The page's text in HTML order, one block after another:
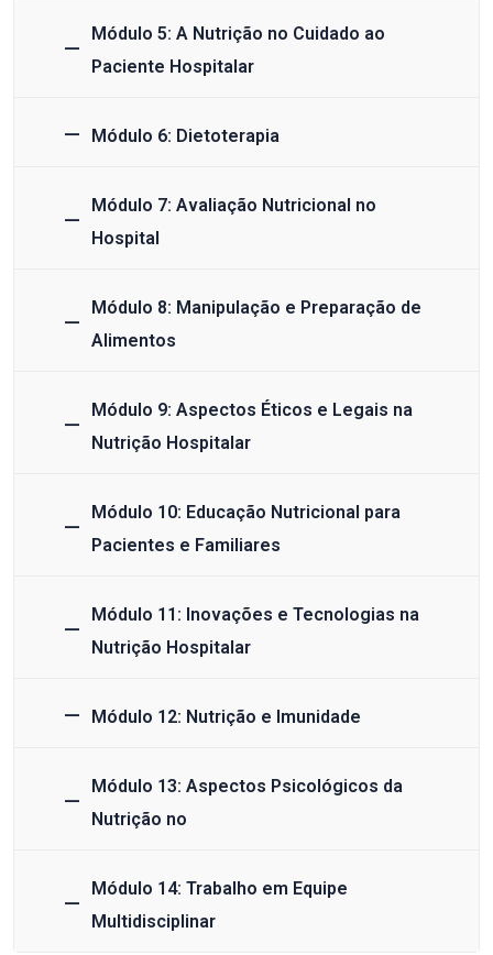
Módulo 5: A Nutrição no Cuidado ao
Paciente Hospitalar
Módulo 6: Dietoterapia
Módulo 7: Avaliação Nutricional no
Hospital
Módulo 8: Manipulação e Preparação de
Alimentos
Módulo 9: Aspectos Éticos e Legais na
Nutrição Hospitalar
Módulo 10: Educação Nutricional para
Pacientes e Familiares
Módulo 11: Inovações e Tecnologias na
Nutrição Hospitalar
Módulo 12: Nutrição e Imunidade
Módulo 13: Aspectos Psicológicos da
Nutrição no
Módulo 14: Trabalho em Equipe
Multidisciplinar